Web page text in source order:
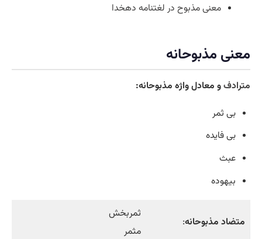
معنی مذبوح در لغتنامه دهخدا
معنی مذبوحانه
مترادفو معادل واژه مذبوحانه:
بی ثمر
بی فایده
عبث
بیهوده
متضاد مذبوحانه:
ثمربخش
مثمر